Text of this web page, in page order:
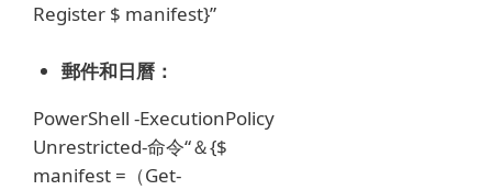
Register $ manifest}”
郵件和日曆：
PowerShell -ExecutionPolicy
Unrestricted-命令“＆{$
manifest =（Get-